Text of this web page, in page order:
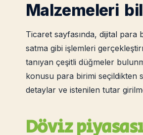
Malzemeleri
Ticaret sayfasında, dijital para
satma gibi işlemleri
tanıyan çeşitli düğmeler
konusu para birimi seçildikten
detaylar ve istenilen tutar
Döviz